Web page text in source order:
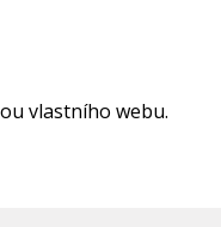
vlastního webu.